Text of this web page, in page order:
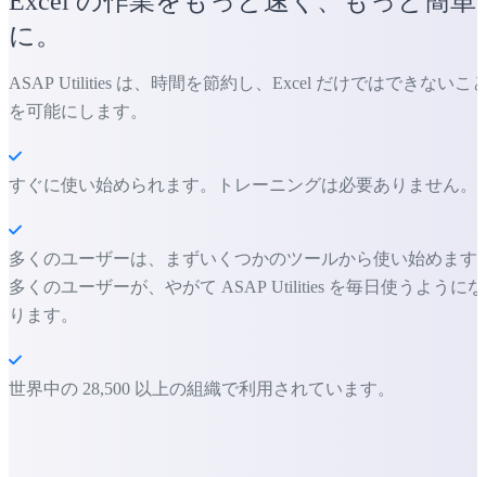
に。
ASAP Utilities は、時間を節約し、Excel だけではできないこ
を可能にします。
すぐに使い始められます。トレーニングは必要ありません。
多くのユーザーは、まずいくつかのツールから使い始めます
多くのユーザーが、やがて ASAP Utilities を毎日使うようにな
ります。
世界中の 28,500 以上の組織で利用されています。